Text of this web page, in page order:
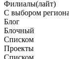
Филиалы(лайт)
С выбором региона
Блог
Блочный
Списком
Проекты
Списком